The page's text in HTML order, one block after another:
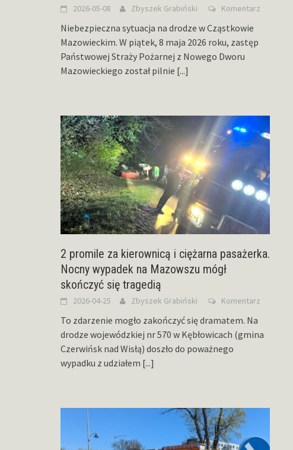
2026-05-08 Zbyszek Grabiński Komentarz
Niebezpieczna sytuacja na drodze w Cząstkowie
Mazowieckim. W piątek, 8 maja 2026 roku, zastęp
Państwowej Straży Pożarnej z Nowego Dworu
Mazowieckiego został pilnie [...]
2 promile za kierownicą i ciężarna pasażerka.
Nocny wypadek na Mazowszu mógł
skończyć się tragedią
2026-04-25 Zbyszek Grabiński Komentarz
To zdarzenie mogło zakończyć się dramatem. Na
drodze wojewódzkiej nr 570 w Kębłowicach (gmina
Czerwińsk nad Wisłą) doszło do poważnego
wypadku z udziałem [...]